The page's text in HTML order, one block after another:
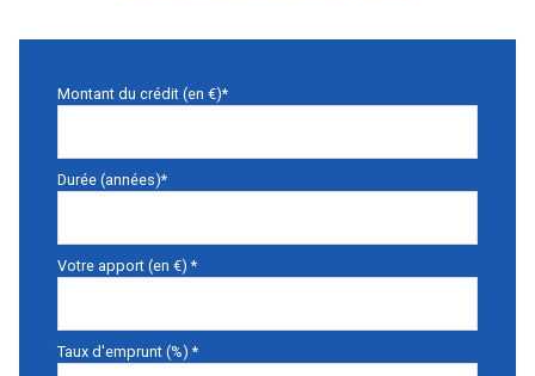
Montant du crédit (en €)*
Durée (années)*
Votre apport (en €) *
Taux d'emprunt (%) *